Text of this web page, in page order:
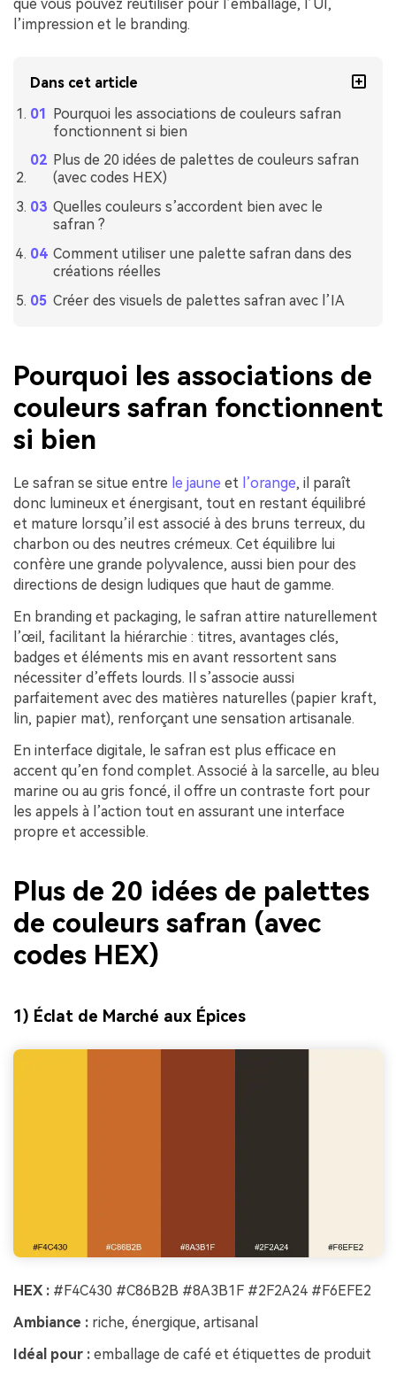
que vous pouvez réutiliser pour l’emballage, l’UI,
l’impression et le branding.
Dans cet article
Pourquoi les associations de couleurs safran
fonctionnent si bien
Plus de 20 idées de palettes de couleurs safran
(avec codes HEX)
Quelles couleurs s’accordent bien avec le
safran ?
Comment utiliser une palette safran dans des
créations réelles
Créer des visuels de palettes safran avec l’IA
Pourquoi les associations de
couleurs safran fonctionnent
si bien
Le safran se situe entre le jaune et l’orange, il paraît
donc lumineux et énergisant, tout en restant équilibré
et mature lorsqu’il est associé à des bruns terreux, du
charbon ou des neutres crémeux. Cet équilibre lui
confère une grande polyvalence, aussi bien pour des
directions de design ludiques que haut de gamme.
En branding et packaging, le safran attire naturellement
l’œil, facilitant la hiérarchie : titres, avantages clés,
badges et éléments mis en avant ressortent sans
nécessiter d’effets lourds. Il s’associe aussi
parfaitement avec des matières naturelles (papier kraft,
lin, papier mat), renforçant une sensation artisanale.
En interface digitale, le safran est plus efficace en
accent qu’en fond complet. Associé à la sarcelle, au bleu
marine ou au gris foncé, il offre un contraste fort pour
les appels à l’action tout en assurant une interface
propre et accessible.
Plus de 20 idées de palettes
de couleurs safran (avec
codes HEX)
1) Éclat de Marché aux Épices
HEX : #F4C430 #C86B2B #8A3B1F #2F2A24 #F6EFE2
Ambiance : riche, énergique, artisanal
Idéal pour : emballage de café et étiquettes de produit